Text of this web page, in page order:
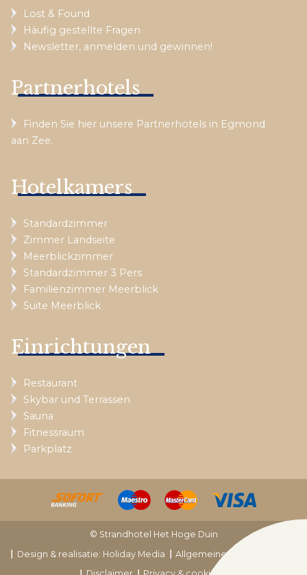
Lost & Found
Häufig gestellte Fragen
Newsletter, anmelden und gewinnen!
Partnerhotels
Finden Sie hier unsere Partnerhotels in Egmond
aan Zee.
Hotelkamers
Standardzimmer
Zimmer Landseite
Meerblickzimmer
Standardzimmer 3 Pers
Familienzimmer Meerblick
Suite Meerblick
Einrichtungen
Restaurant
Skybar und Terrassen
Sauna
Fitnessraum
Parkplatz
© Strandhotel Het Hoge Duin
Design & realisatie: Holiday Media
Allgemeine Bedingungen